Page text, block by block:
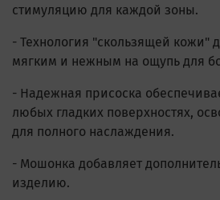
стимуляцию для каждой зоны.
- Технология "скользящей кожи"
мягким и нежным на ощупь для
- Надежная присоска
любых гладких поверхностях,
для полного наслаждения.
- Мошонка добавляет
изделию.